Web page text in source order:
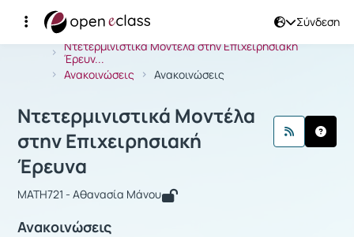
Σύνδεση
Αρχική Σελίδα
Ντετερμινιστικά Μοντέλα στην Επιχειρησιακή
Έρευν...
Ανακοινώσεις
Ανακοινώσεις
Μάθημα : Ντετερμινιστικά Μοντέλα
Ντετερμινιστικά Μοντέλα
στην Επιχειρησιακή
Έρευνα
MATH721 - Αθανασία Μάνου
Ανακοινώσεις